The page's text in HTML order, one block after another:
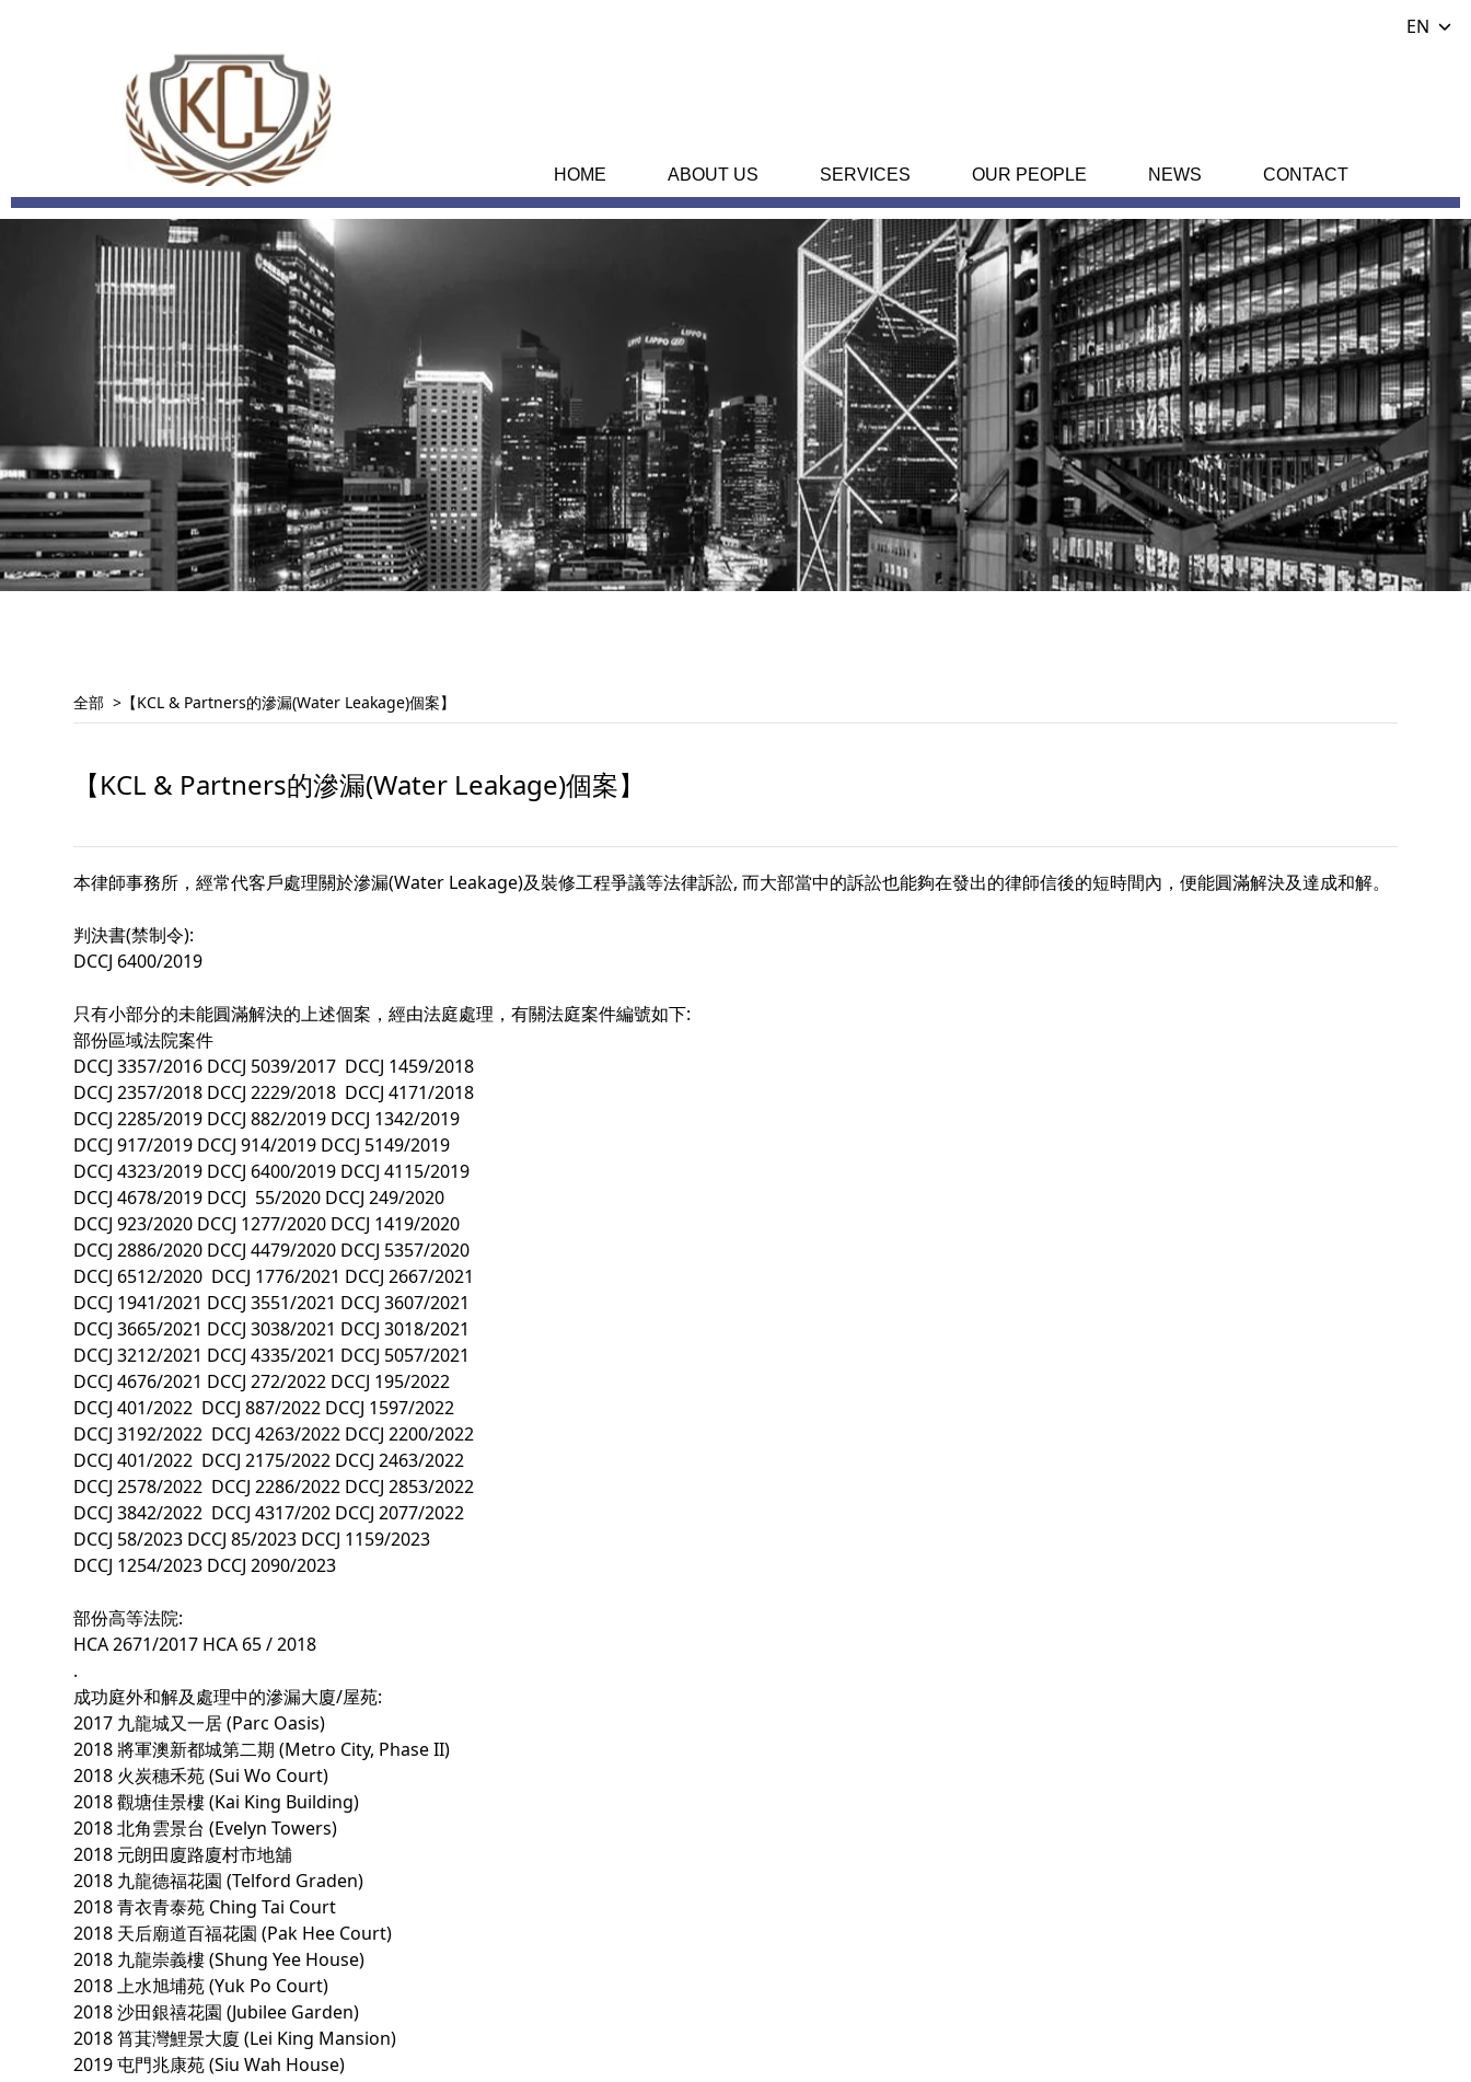
EN
HOME ABOUT US SERVICES OUR PEOPLE NEWS CONTACT
全部 【KCL & Partners的滲漏(Water Leakage)個案】
【KCL & Partners的滲漏(Water Leakage)個案】
本律師事務所，經常代客戶處理關於滲漏(Water Leakage)及裝修工程爭議等法律訴訟, 而大部當中的訴訟也能夠在發出的律師信後的短時間內，便能圓滿解決及達成和解。
判決書(禁制令):
DCCJ 6400/2019
只有小部分的未能圓滿解決的上述個案，經由法庭處理，有關法庭案件編號如下:
部份區域法院案件
DCCJ 3357/2016 DCCJ 5039/2017 DCCJ 1459/2018
DCCJ 2357/2018 DCCJ 2229/2018 DCCJ 4171/2018
DCCJ 2285/2019 DCCJ 882/2019 DCCJ 1342/2019
DCCJ 917/2019 DCCJ 914/2019 DCCJ 5149/2019
DCCJ 4323/2019 DCCJ 6400/2019 DCCJ 4115/2019
DCCJ 4678/2019 DCCJ 55/2020 DCCJ 249/2020
DCCJ 923/2020 DCCJ 1277/2020 DCCJ 1419/2020
DCCJ 2886/2020 DCCJ 4479/2020 DCCJ 5357/2020
DCCJ 6512/2020 DCCJ 1776/2021 DCCJ 2667/2021
DCCJ 1941/2021 DCCJ 3551/2021 DCCJ 3607/2021
DCCJ 3665/2021 DCCJ 3038/2021 DCCJ 3018/2021
DCCJ 3212/2021 DCCJ 4335/2021 DCCJ 5057/2021
DCCJ 4676/2021 DCCJ 272/2022 DCCJ 195/2022
DCCJ 401/2022 DCCJ 887/2022 DCCJ 1597/2022
DCCJ 3192/2022 DCCJ 4263/2022 DCCJ 2200/2022
DCCJ 401/2022 DCCJ 2175/2022 DCCJ 2463/2022
DCCJ 2578/2022 DCCJ 2286/2022 DCCJ 2853/2022
DCCJ 3842/2022 DCCJ 4317/202 DCCJ 2077/2022
DCCJ 58/2023 DCCJ 85/2023 DCCJ 1159/2023
DCCJ 1254/2023 DCCJ 2090/2023
部份高等法院:
HCA 2671/2017 HCA 65 / 2018
.
成功庭外和解及處理中的滲漏大廈/屋苑:
2017 九龍城又一居 (Parc Oasis)
2018 將軍澳新都城第二期 (Metro City, Phase II)
2018 火炭穗禾苑 (Sui Wo Court)
2018 觀塘佳景樓 (Kai King Building)
2018 北角雲景台 (Evelyn Towers)
2018 元朗田廈路廈村市地舖
2018 九龍德福花園 (Telford Graden)
2018 青衣青泰苑 Ching Tai Court
2018 天后廟道百福花園 (Pak Hee Court)
2018 九龍崇義樓 (Shung Yee House)
2018 上水旭埔苑 (Yuk Po Court)
2018 沙田銀禧花園 (Jubilee Garden)
2018 筲萁灣鯉景大廈 (Lei King Mansion)
2019 屯門兆康苑 (Siu Wah House)